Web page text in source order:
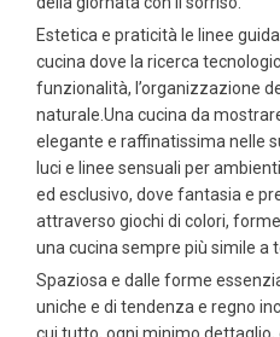
Estetica e praticità le linee
cucina dove la ricerca
funzionalità, l’organizzazione
naturale.Una cucina da
elegante e raffinatissima nelle
luci e linee sensuali per
ed esclusivo, dove fantasia e
attraverso giochi di colori,
una cucina sempre più simile a
Spaziosa e dalle forme
uniche e di tendenza e regno